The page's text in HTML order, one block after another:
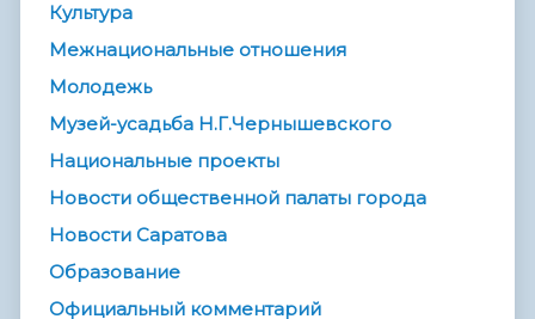
Культура
Межнациональные отношения
Молодежь
Музей-усадьба Н.Г.Чернышевского
Национальные проекты
Новости общественной палаты города
Новости Саратова
Образование
Официальный комментарий